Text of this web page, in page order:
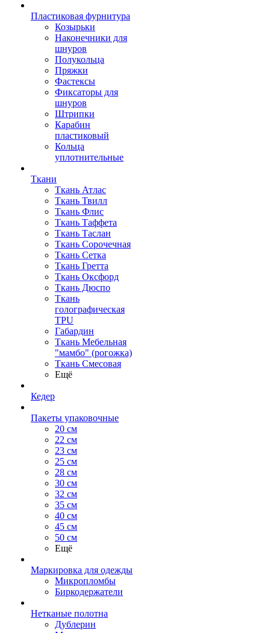
Пластиковая фурнитура
Козырьки
Наконечники для
шнуров
Полукольца
Пряжки
Фастексы
Фиксаторы для
шнуров
Штрипки
Карабин
пластиковый
Кольца
уплотнительные
Ткани
Ткань Атлас
Ткань Твилл
Ткань Флис
Ткань Таффета
Ткань Таслан
Ткань Сорочечная
Ткань Сетка
Ткань Гретта
Ткань Оксфорд
Ткань Дюспо
Ткань
голографическая
TPU
Габардин
Ткань Мебельная
"мамбо" (рогожка)
Ткань Смесовая
Ещё
Кедер
Пакеты упаковочные
20 см
22 см
23 см
25 см
28 см
30 см
32 см
35 см
40 см
45 см
50 см
Ещё
Маркировка для одежды
Микропломбы
Биркодержатели
Нетканые полотна
Дублерин